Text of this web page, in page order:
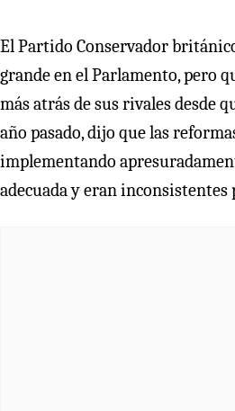
El Partido Conservador
grande en el Parlamento, pero
más atrás de sus rivales desde
año pasado, dijo que las
implementando
adecuada y eran inconsistentes